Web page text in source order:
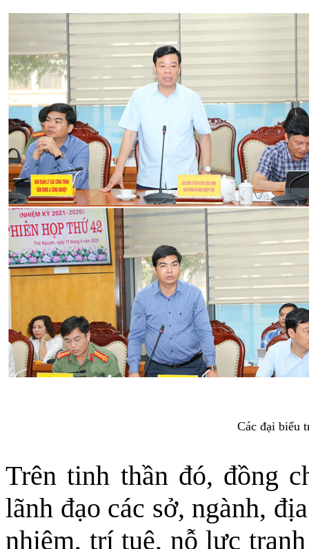
Các đại biểu
Trên tinh thần đó, đồng
lãnh đạo các sở, ngành,
nhiệm, trí tuệ, nỗ lực